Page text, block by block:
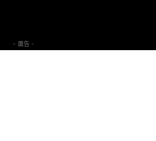
- 廣告 -